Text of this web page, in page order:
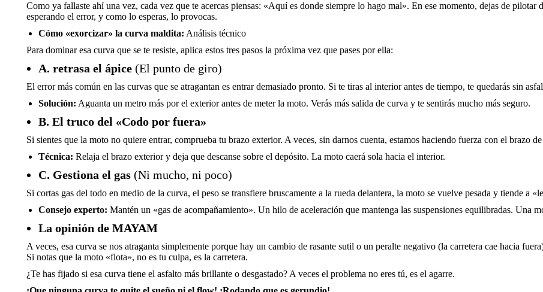
Como ya fallaste ahí una vez, cada vez que te acercas piensas: «Aquí es donde siempre lo hago mal». En ese momento, dejas de
esperando el error, y como lo esperas, lo provocas.
Cómo «exorcizar» la curva maldita: Análisis técnico
Para dominar esa curva que se te resiste, aplica estos tres pasos la próxima vez que pases por ella:
A. retrasa el ápice (El punto de giro)
El error más común en las curvas que se atragantan es entrar demasiado pronto. Si te tiras al interior antes de tiempo, te quedarás sin
Solución: Aguanta un metro más por el exterior antes de meter la moto. Verás más salida de curva y te sentirás mucho más seguro.
B. El truco del «Codo por fuera»
Si sientes que la moto no quiere entrar, comprueba tu brazo exterior. A veces, sin darnos cuenta, estamos haciendo fuerza con el brazo
Técnica: Relaja el brazo exterior y deja que descanse sobre el depósito. La moto caerá sola hacia el interior.
C. Gestiona el gas (Ni mucho, ni poco)
Si cortas gas del todo en medio de la curva, el peso se transfiere bruscamente a la rueda delantera, la moto se vuelve pesada y tiende a
Consejo experto: Mantén un «gas de acompañamiento». Un hilo de aceleración que mantenga las suspensiones equilibradas. Una
La opinión de MAYAM
A veces, esa curva se nos atraganta simplemente porque hay un cambio de rasante sutil o un peralte negativo (la carretera cae hacia
Si notas que la moto «flota», no es tu culpa, es la carretera.
¿Te has fijado si esa curva tiene el asfalto más brillante o desgastado? A veces el problema no eres tú, es el agarre.